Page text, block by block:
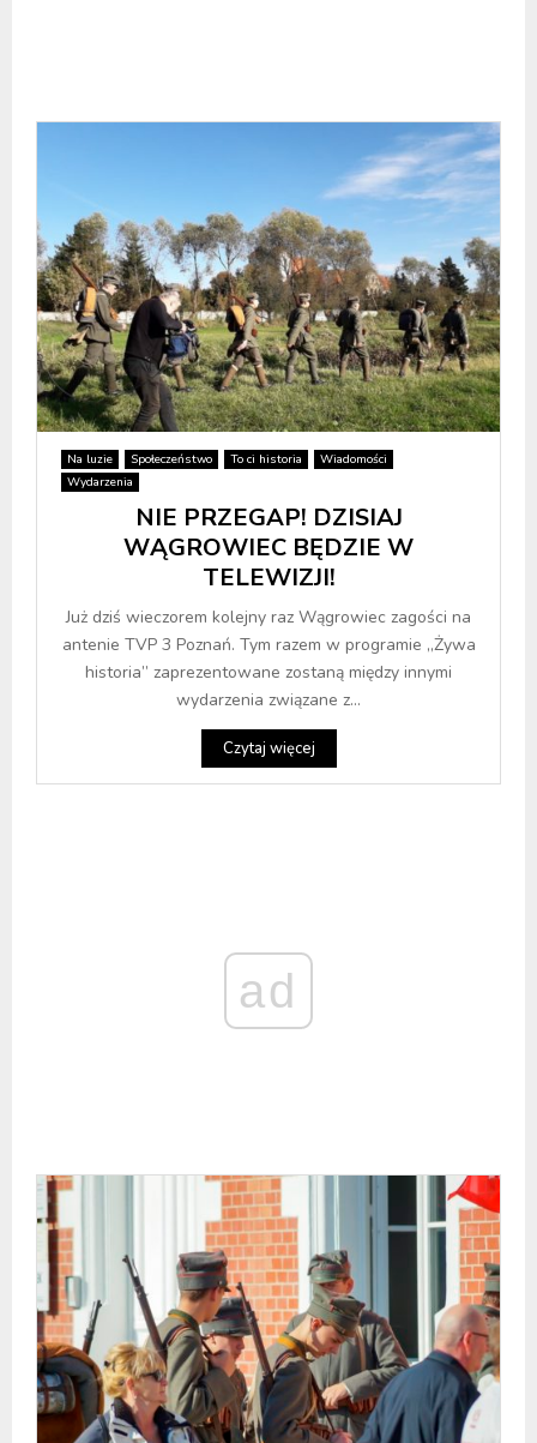
Na luzie Społeczeństwo To ci historia
Wiadomości
Wydarzenia
NIE PRZEGAP! DZISIAJ
WĄGROWIEC BĘDZIE W
TELEWIZJI!
Już dziś wieczorem kolejny raz Wągrowiec zagości na
antenie TVP 3 Poznań. Tym razem w programie „Żywa
historia” zaprezentowane zostaną między innymi
wydarzenia związane z...
Czytaj więcej
ad